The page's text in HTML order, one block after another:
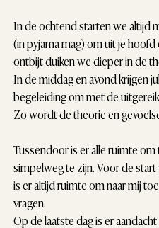
In deochtendstarten we altijd
(in pyjama mag) om uit je hoofd
ontbijt duiken we dieper in de
In demiddagenavondkrijgen
begeleiding om met de
Zo wordt de theorie en
Tussendoor is er alle ruimte
simpelweg te zijn. Voor de
is er altijd ruimte om naar mij
vragen.
Op de laatste dag is er